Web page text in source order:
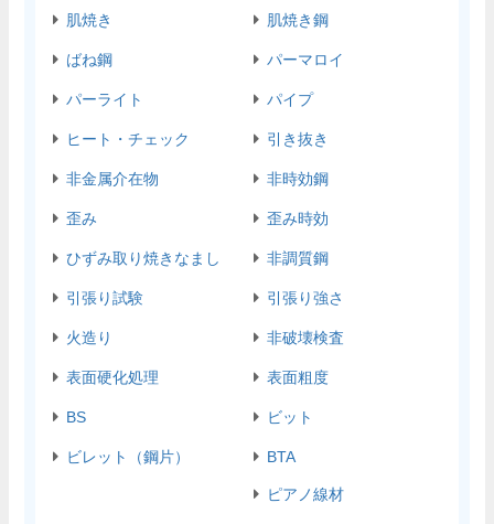
肌焼き 肌焼き鋼
ばね鋼 パーマロイ
パーライト パイプ
ヒート・チェック 引き抜き
非金属介在物 非時効鋼
歪み 歪み時効
ひずみ取り焼きなまし 非調質鋼
引張り試験 引張り強さ
火造り 非破壊検査
表面硬化処理 表面粗度
BS ビット
ビレット（鋼片） BTA
ピアノ線材